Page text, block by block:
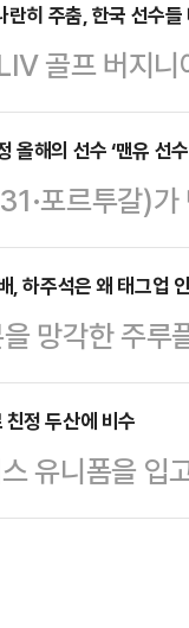
주 샬럿의 퀘
기 1개를 묶
성재는 토미
로 올라섰다.
적중률은
히 주춤, 한국 선수들
골프 버지
은 9일(한국
D.C.(파72)에
기록했다.1
계 2언더파
영한은 코리
대회서 기록
해의 선수 ‘맨유 선
포르투갈)
축구기자협
의 남자 선
상에서 맨유
이다.맨유 선
중 45%라
표 차로 따돌
, 하주석은 왜 태그업
망각한 주루
전 한화생명
즌 홈 경기
무려 5시간 6
을 펼쳤고, 혈
정 두산에 비수
유니폼을 입
비수를 꽂